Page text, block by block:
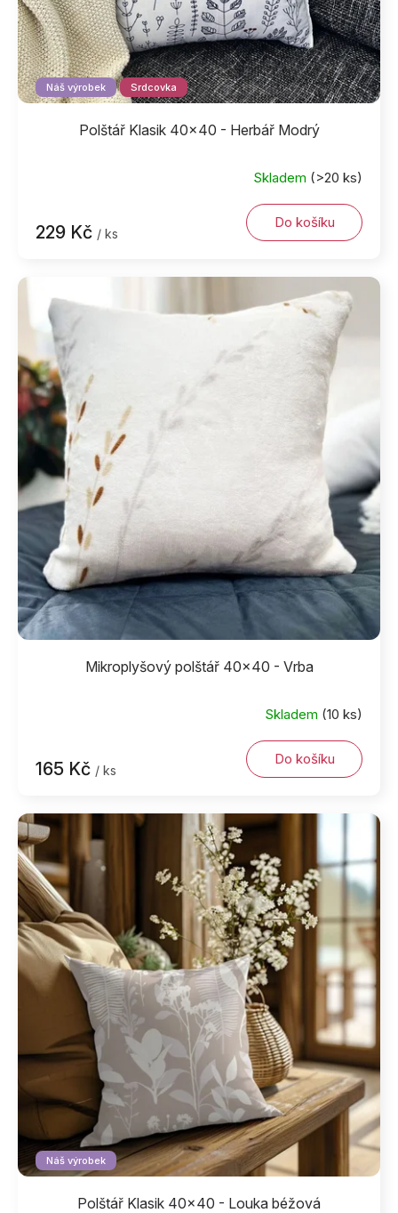
ů
Náš výrobek Srdcovka
Polštář Klasik 40x40 - Herbář Modrý
Skladem (>20 ks)
229 Kč / ks
Do košíku
Mikroplyšový polštář 40x40 - Vrba
Skladem (10 ks)
165 Kč / ks
Do košíku
Náš výrobek
Polštář Klasik 40x40 - Louka béžová